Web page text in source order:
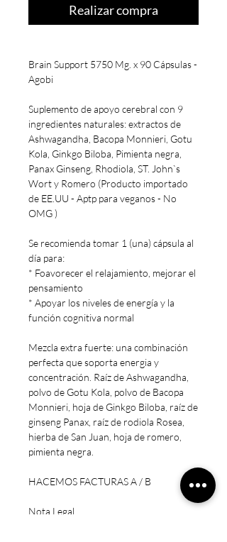
Realizar compra
Brain Support 5750 Mg. x 90 Cápsulas -
Agobi
Suplemento de apoyo cerebral con 9
ingredientes naturales: extractos de
Ashwagandha, Bacopa Monnieri, Gotu
Kola, Ginkgo Biloba, Pimienta negra,
Panax Ginseng, Rhodiola, ST. John`s
Wort y Romero (Producto importado
de EE.UU - Aptp para veganos - No
OMG )
Se recomienda tomar 1 (una) cápsula al
día para:
* Foavorecer el relajamiento, mejorar el
pensamiento
* Apoyar los niveles de energía y la
función cognitiva normal
Mezcla extra fuerte: una combinación
perfecta que soporta energia y
concentración. Raíz de Ashwagandha,
polvo de Gotu Kola, polvo de Bacopa
Monnieri, hoja de Ginkgo Biloba, raíz de
ginseng Panax, raíz de rodiola Rosea,
hierba de San Juan, hoja de romero,
pimienta negra.
HACEMOS FACTURAS A / B
Nota Legal